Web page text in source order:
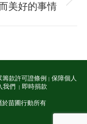
美好的事情
籌款許可證條例
保障個人
我們 即時捐款
於苗圃行動所有